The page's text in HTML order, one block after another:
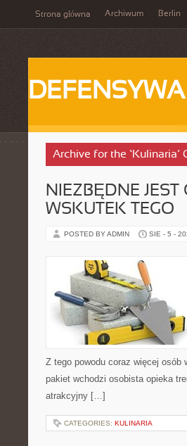
Strona główna Archiwum Berlin
DEFENSYWA
Archive for the ‘Kulinaria’
NIEZBĘDNE
WSKUTEK TEGO
POSTED BY ADMIN SIE - 5 -
Z tego powodu coraz więcej osób
pakiet wchodzi osobista opieka
atrakcyjny […]
CATEGORIES: KULINARIA